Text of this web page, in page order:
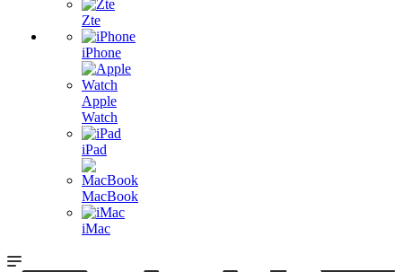
Zte
iPhone
Apple
Watch
iPad
MacBook
iMac